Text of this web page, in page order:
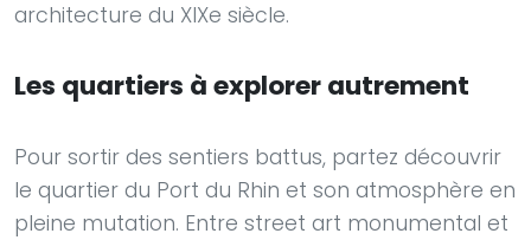
architecture du XIXe siècle.
Les quartiers à explorer autrement
Pour sortir des sentiers battus, partez découvrir
le quartier du Port du Rhin et son atmosphère en
pleine mutation. Entre street art monumental et